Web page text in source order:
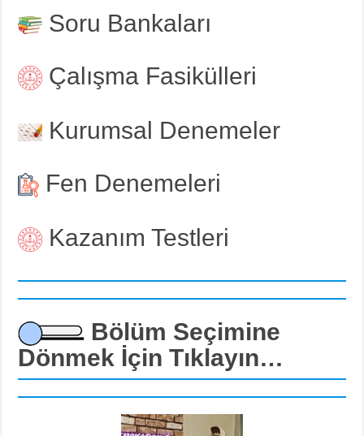
Soru Bankaları
Çalışma Fasikülleri
Kurumsal Denemeler
Fen Denemeleri
Kazanım Testleri
Bölüm Seçimine
Dönmek İçin Tıklayın…